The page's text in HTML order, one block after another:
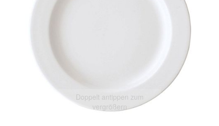
Doppelt antippen zum
vergrößern